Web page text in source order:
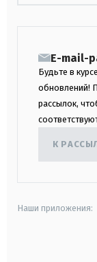
E-mail-
Будьте в
обновлений!
рассылок,
К
Наши приложения: